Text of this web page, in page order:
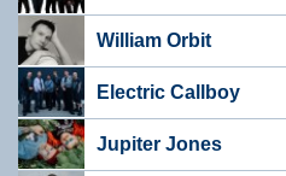
William Orbit
Electric Callboy
Jupiter Jones